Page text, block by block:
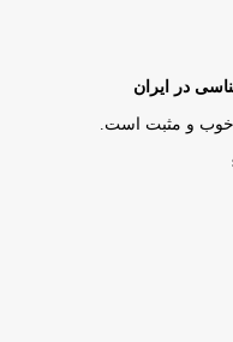
در ایران
خوب و مثبت است.